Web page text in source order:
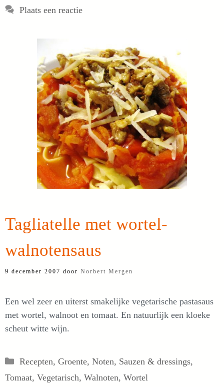
Plaats een reactie
Tagliatelle met wortel-
walnotensaus
9 december 2007 door Norbert Mergen
Een wel zeer en uiterst smakelijke vegetarische pastasaus
met wortel, walnoot en tomaat. En natuurlijk een kloeke
scheut witte wijn.
Categorieën
Recepten, Groente, Noten, Sauzen & dressings,
Tomaat, Vegetarisch, Walnoten, Wortel